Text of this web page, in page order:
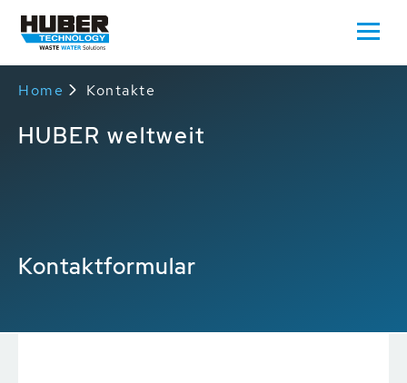
Home Kontakte
HUBER weltweit
Kontaktformular